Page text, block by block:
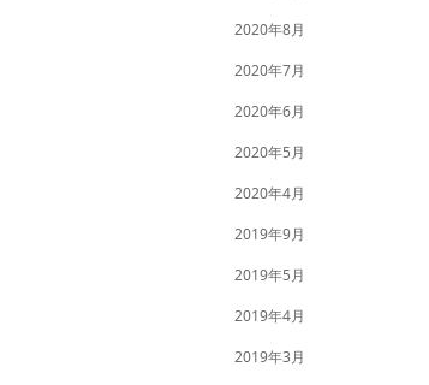
2020年8月
2020年7月
2020年6月
2020年5月
2020年4月
2019年9月
2019年5月
2019年4月
2019年3月